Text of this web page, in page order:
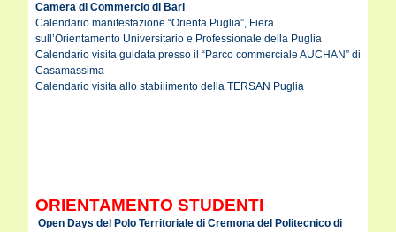
Camera di Commercio di Bari
Calendario manifestazione “Orienta Puglia”, Fiera
sull’Orientamento Universitario e Professionale della Puglia
Calendario visita guidata presso il “Parco commerciale AUCHAN” di
Casamassima
Calendario visita allo stabilimento della TERSAN Puglia
ORIENTAMENTO STUDENTI
Open Days del Polo Territoriale di Cremona del Politecnico di